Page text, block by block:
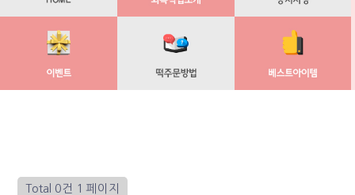
Total 0건 1 페이지